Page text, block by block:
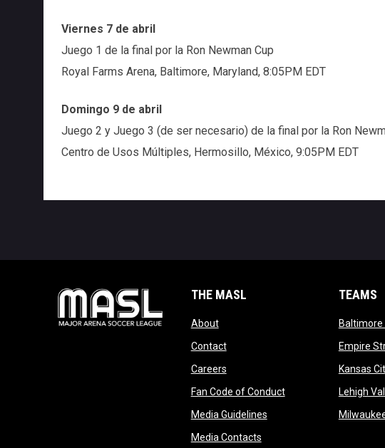
Viernes 7 de abril
Juego 1 de la final por la Ron Newman Cup
Royal Farms Arena, Baltimore, Maryland, 8:05PM EDT
Domingo 9 de abril
Juego 2 y Juego 3 (de ser necesario) de la final por la Ron
Centro de Usos Múltiples, Hermosillo, México, 9:05PM EDT
THE MASL
Aboutopens in new window
Contactopens in new window
Careersopens in new window
Fan Code of Conductopens in new window
Media Guidelinesopens in new window
Media Contactsopens in new window
TEAMS
Baltimore
Empire
Kansas
Lehigh